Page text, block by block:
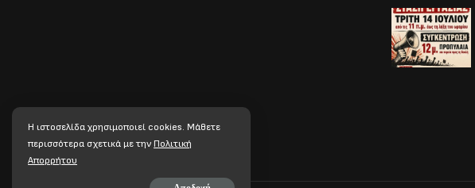
Η ιστοσελίδα χρησιμοποιεί cookies. Mάθετε
περισσότερα σχετικά με την Πολιτική
Απορρήτου